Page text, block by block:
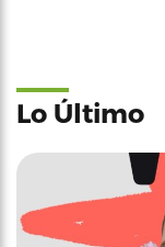
Lo Último